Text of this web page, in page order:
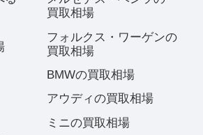
買取相場
フォルクス・ワーゲンの
買取相場
BMWの買取相場
アウディの買取相場
ミニの買取相場